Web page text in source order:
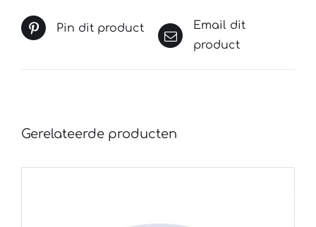
Pin dit product
Email dit
product
Gerelateerde producten